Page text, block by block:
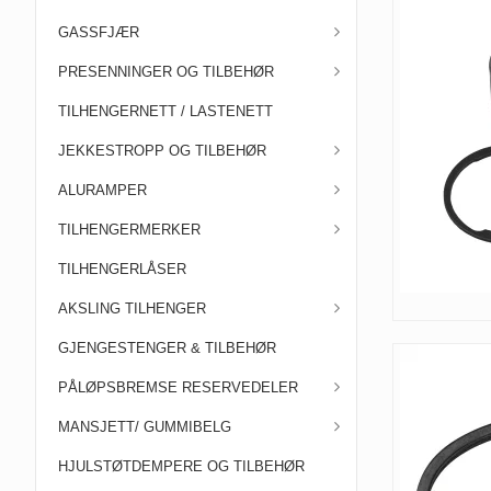
GASSFJÆR
PRESENNINGER OG TILBEHØR
TILHENGERNETT / LASTENETT
JEKKESTROPP OG TILBEHØR
ALURAMPER
TILHENGERMERKER
TILHENGERLÅSER
AKSLING TILHENGER
GJENGESTENGER & TILBEHØR
PÅLØPSBREMSE RESERVEDELER
MANSJETT/ GUMMIBELG
HJULSTØTDEMPERE OG TILBEHØR